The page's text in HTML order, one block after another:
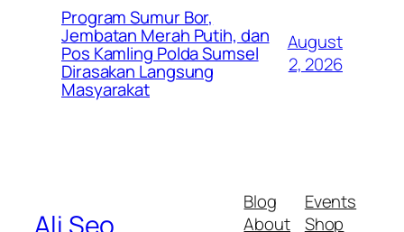
Program Sumur Bor,
Jembatan Merah Putih, dan
Pos Kamling Polda Sumsel
Dirasakan Langsung
Masyarakat
August
2, 2026
Blog
About
Events
Shop